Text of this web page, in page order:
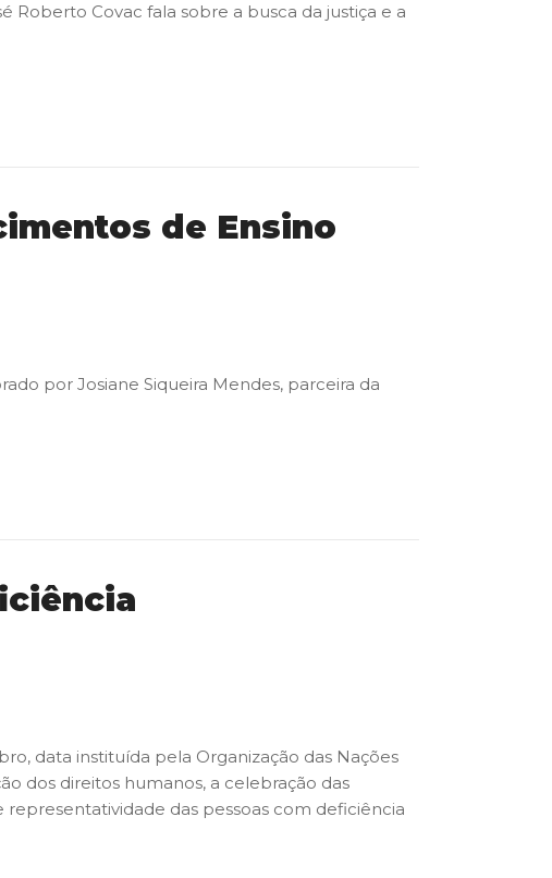
Roberto Covac fala sobre a busca da justiça e a
de Ensino
por Josiane Siqueira Mendes, parceira da
data instituída pela Organização das Nações
dos direitos humanos, a celebração das
das pessoas com deficiência